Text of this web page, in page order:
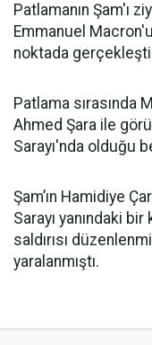
Patlamanın Şam'ı
Emmanuel
noktada
Patlama sırasında
Ahmed Şara ile
Sarayı'nda olduğu
Şam’ın Hamidiye
Sarayı yanındaki
saldırısı
yaralanmıştı.